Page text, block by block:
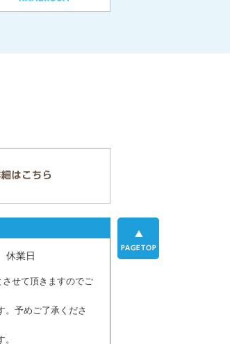
休業日
せて頂きますのでご
予めご了承くださ